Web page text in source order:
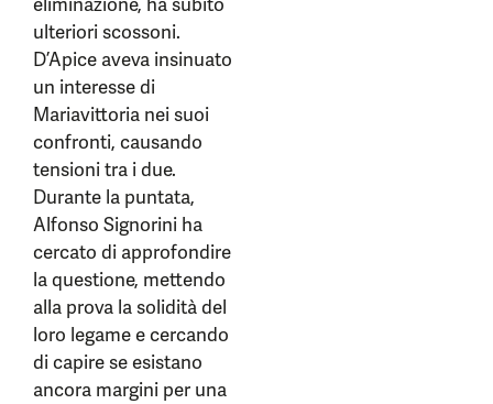
ulteriori scossoni.
D’Apice aveva insinuato
un interesse di
Mariavittoria nei suoi
confronti, causando
tensioni tra i due.
Durante la puntata,
Alfonso Signorini ha
cercato di approfondire
la questione, mettendo
alla prova la solidità del
loro legame e cercando
di capire se esistano
ancora margini per una